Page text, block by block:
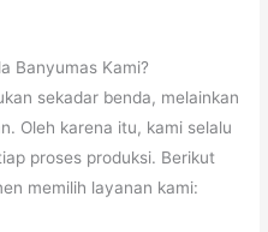
Banyumas Kami?
sekadar benda, melainkan
Oleh karena itu, kami selalu
proses produksi. Berikut
memilih layanan kami: